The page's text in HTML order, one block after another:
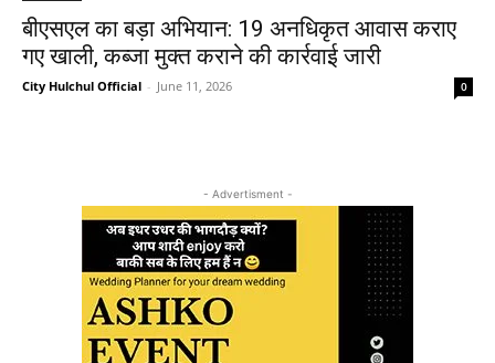
बीएसएल का बड़ा अभियान: 19 अनधिकृत आवास कराए
गए खाली, कब्जा मुक्त कराने की कार्रवाई जारी
City Hulchul Official - June 11, 2026 0
- Advertisment -